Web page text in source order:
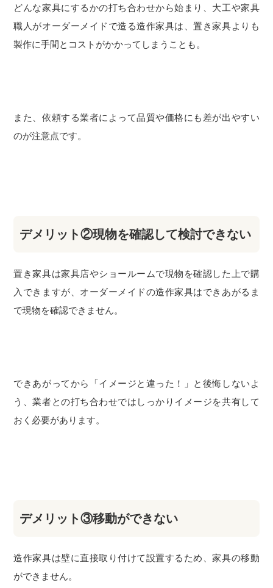
どんな家具にするかの打ち合わせから始まり、大工や家具
職人がオーダーメイドで造る造作家具は、置き家具よりも
製作に手間とコストがかかってしまうことも。
また、依頼する業者によって品質や価格にも差が出やすい
のが注意点です。
デメリット②現物を確認して検討できない
置き家具は家具店やショールームで現物を確認した上で購
入できますが、オーダーメイドの造作家具はできあがるま
で現物を確認できません。
できあがってから「イメージと違った！」と後悔しないよ
う、業者との打ち合わせではしっかりイメージを共有して
おく必要があります。
デメリット③移動ができない
造作家具は壁に直接取り付けて設置するため、家具の移動
ができません。